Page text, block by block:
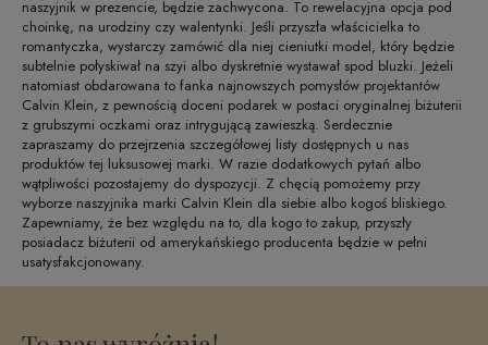
naszyjnik w prezencie, będzie zachwycona. To rewelacyjna opcja pod
choinkę, na urodziny czy walentynki. Jeśli przyszła właścicielka to
romantyczka, wystarczy zamówić dla niej cieniutki model, który będzie
subtelnie połyskiwał na szyi albo dyskretnie wystawał spod bluzki. Jeżeli
natomiast obdarowana to fanka najnowszych pomysłów projektantów
Calvin Klein, z pewnością doceni podarek w postaci oryginalnej biżuterii
z grubszymi oczkami oraz intrygującą zawieszką. Serdecznie
zapraszamy do przejrzenia szczegółowej listy dostępnych u nas
produktów tej luksusowej marki. W razie dodatkowych pytań albo
wątpliwości pozostajemy do dyspozycji. Z chęcią pomożemy przy
wyborze naszyjnika marki Calvin Klein dla siebie albo kogoś bliskiego.
Zapewniamy, że bez względu na to, dla kogo to zakup, przyszły
posiadacz biżuterii od amerykańskiego producenta będzie w pełni
usatysfakcjonowany.